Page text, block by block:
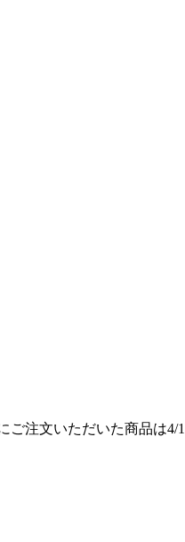
注文いただいた商品は4/